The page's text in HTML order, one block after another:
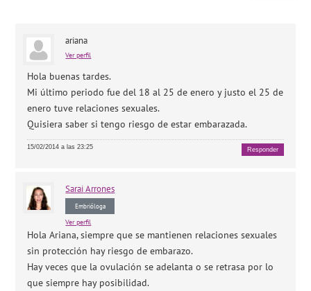
ariana
Ver perfil
Hola buenas tardes.
Mi último periodo fue del 18 al 25 de enero y justo el 25 de
enero tuve relaciones sexuales.
Quisiera saber si tengo riesgo de estar embarazada.
15/02/2014 a las 23:25 Responder
Sarai Arrones
Embrióloga
Ver perfil
Hola Ariana, siempre que se mantienen relaciones sexuales
sin protección hay riesgo de embarazo.
Hay veces que la ovulación se adelanta o se retrasa por lo
que siempre hay posibilidad.